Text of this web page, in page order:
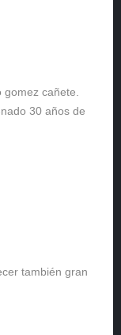
gomez cañete.
30 años de
también gran